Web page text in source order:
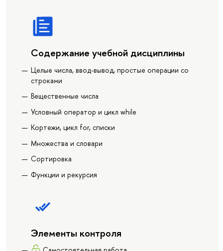
Содержание учебной дисциплины
Целые числа, ввод-вывод, простые операции со
строками
Вещественные числа
Условный оператор и цикл while
Кортежи, цикл for, списки
Множества и словари
Сортировка
Функции и рекурсия
Элементы контроля